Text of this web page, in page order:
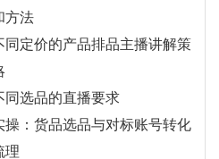
方法
同定价的产品排品主播讲解策
同选品的直播要求
操：货品选品与对标账号转化
理